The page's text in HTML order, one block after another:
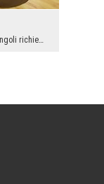
Quando sai che la decorazione di quattro angoli richiede l’abbellimento, sulla fronte delle tue i...